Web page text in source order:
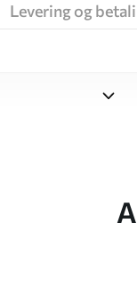
Levering og